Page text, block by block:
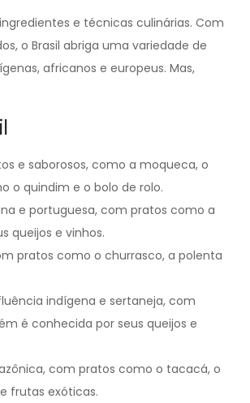
e técnicas culinárias. Com
o Brasil abriga uma variedade de
africanos e europeus. Mas,
e saborosos, como a moqueca, o
o quindim e o bolo de rolo.
e portuguesa, com pratos como a
queijos e vinhos.
pratos como o churrasco, a polenta
indígena e sertaneja, com
é conhecida por seus queijos e
com pratos como o tacacá, o
frutas exóticas.